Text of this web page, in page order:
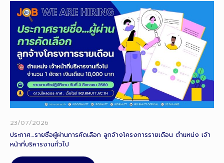
23/07/2026
ประกาศ…รายชื่อผู้ผ่านการคัดเลือก ลูกจ้างโครงการรายเดือน ตำแหน่ง เจ้า
หน้าที่บริหารงานทั่วไป